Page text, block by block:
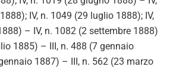
IV, n. 1049 (29 luglio 1888); IV,
– IV, n. 1082 (2 settembre 1888)
1885) – III, n. 488 (7 gennaio
1887) – III, n. 562 (23 marzo